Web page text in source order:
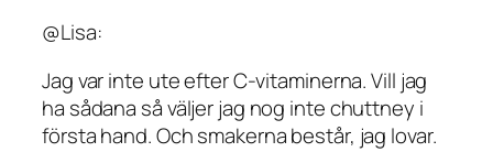
@Lisa:
Jag var inte ute efter C-vitaminerna. Vill jag
ha sådana så väljer jag nog inte chuttney i
första hand. Och smakerna består, jag lovar.